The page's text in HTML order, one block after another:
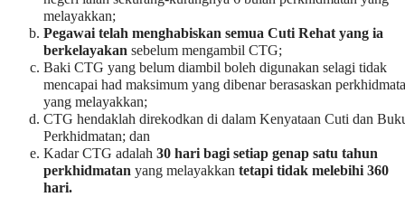
melayakkan;
Pegawai telah menghabiskan semua Cuti Rehat yang ia
berkelayakan sebelum mengambil CTG;
Baki CTG yang belum diambil boleh digunakan selagi tidak
mencapai had maksimum yang dibenar berasaskan
yang melayakkan;
CTG hendaklah direkodkan di dalam Kenyataan Cuti dan
Perkhidmatan; dan
Kadar CTG adalah 30 hari bagi setiap genap satu tahun
perkhidmatan yang melayakkan tetapi tidak melebihi 360
hari.